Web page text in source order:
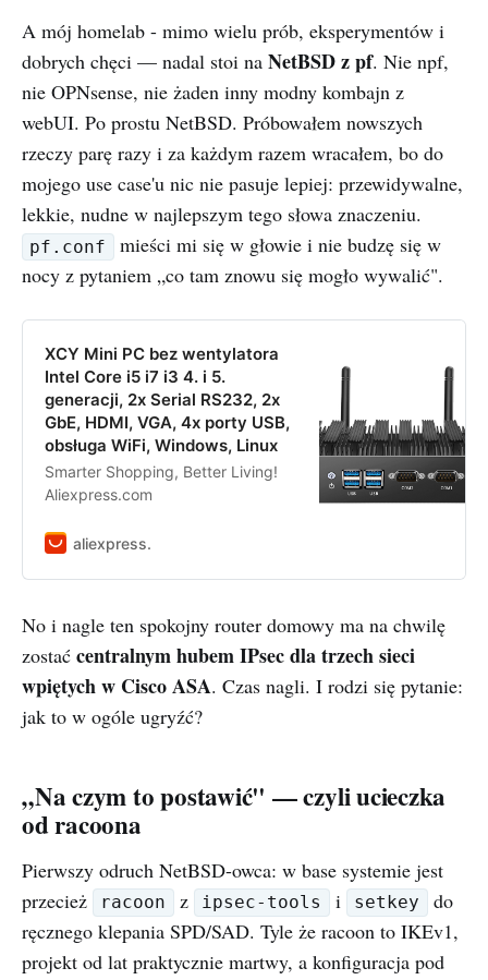
A mój homelab - mimo wielu prób, eksperymentów i
dobrych chęci — nadal stoi na NetBSD z pf. Nie npf,
nie OPNsense, nie żaden inny modny kombajn z
webUI. Po prostu NetBSD. Próbowałem nowszych
rzeczy parę razy i za każdym razem wracałem, bo do
mojego use case'u nic nie pasuje lepiej: przewidywalne,
lekkie, nudne w najlepszym tego słowa znaczeniu.
pf.conf
mieści mi się w głowie i nie budzę się w
nocy z pytaniem „co tam znowu się mogło wywalić".
XCY Mini PC bez wentylatora
Intel Core i5 i7 i3 4. i 5.
generacji, 2x Serial RS232, 2x
GbE, HDMI, VGA, 4x porty USB,
obsługa WiFi, Windows, Linux
Smarter Shopping, Better Living!
Aliexpress.com
aliexpress.
No i nagle ten spokojny router domowy ma na chwilę
zostać centralnym hubem IPsec dla trzech sieci
wpiętych w Cisco ASA. Czas nagli. I rodzi się pytanie:
jak to w ogóle ugryźć?
„Na czym to postawić" — czyli ucieczka
od racoona
Pierwszy odruch NetBSD-owca: w base systemie jest
przecież
racoon z ipsec-tools i setkey
do
ręcznego klepania SPD/SAD. Tyle że racoon to IKEv1,
projekt od lat praktycznie martwy, a konfiguracja pod